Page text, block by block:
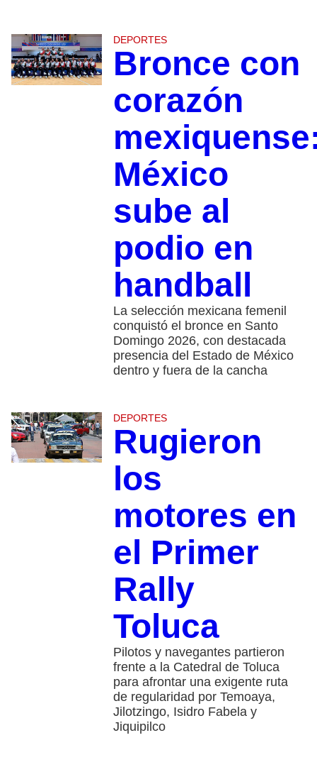
DEPORTES
Bronce con
corazón
México
sube al
podio en
handball
La selección mexicana femenil
conquistó el bronce en Santo
Domingo 2026, con destacada
presencia del Estado de México
dentro y fuera de la cancha
DEPORTES
Rugieron
los
motores en
el Primer
Rally
Toluca
Pilotos y navegantes partieron
frente a la Catedral de Toluca
para afrontar una exigente ruta
de regularidad por Temoaya,
Jilotzingo, Isidro Fabela y
Jiquipilco